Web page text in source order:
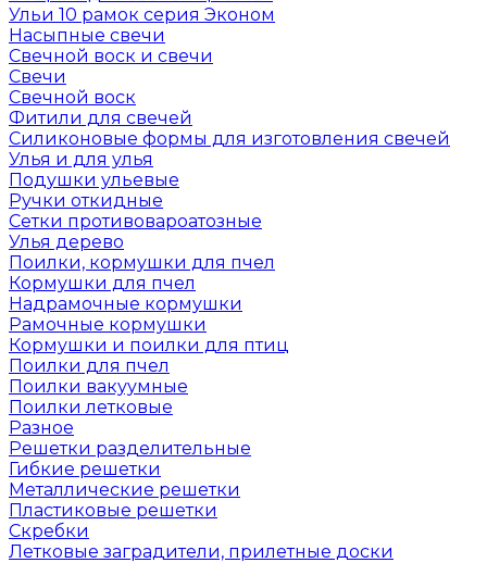
Ульи 10 рамок серия Эконом
Насыпные свечи
Свечной воск и свечи
Свечи
Свечной воск
Фитили для свечей
Силиконовые формы для изготовления свечей
Улья и для улья
Подушки ульевые
Ручки откидные
Сетки противовароатозные
Улья дерево
Поилки, кормушки для пчел
Кормушки для пчел
Надрамочные кормушки
Рамочные кормушки
Кормушки и поилки для птиц
Поилки для пчел
Поилки вакуумные
Поилки летковые
Разное
Решетки разделительные
Гибкие решетки
Металлические решетки
Пластиковые решетки
Скребки
Летковые заградители, прилетные доски